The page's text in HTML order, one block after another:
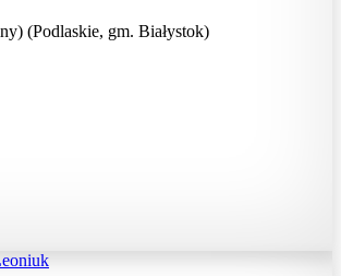
(Podlaskie, gm. Białystok)